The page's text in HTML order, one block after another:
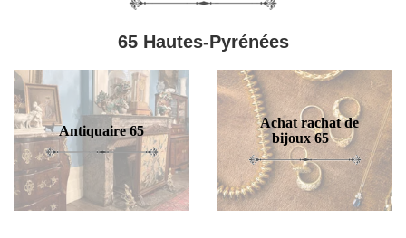
65 Hautes-Pyrénées
Antiquaire 65
Achat rachat de
bijoux 65